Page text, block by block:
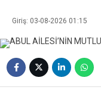
Giriş: 03-08-2026 01:15